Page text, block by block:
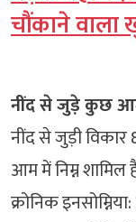
चौंकाने वाला
नींद से जुड़े कुछ
नींद से जुड़ी
आम में निम्न शामिल
क्रोनिक